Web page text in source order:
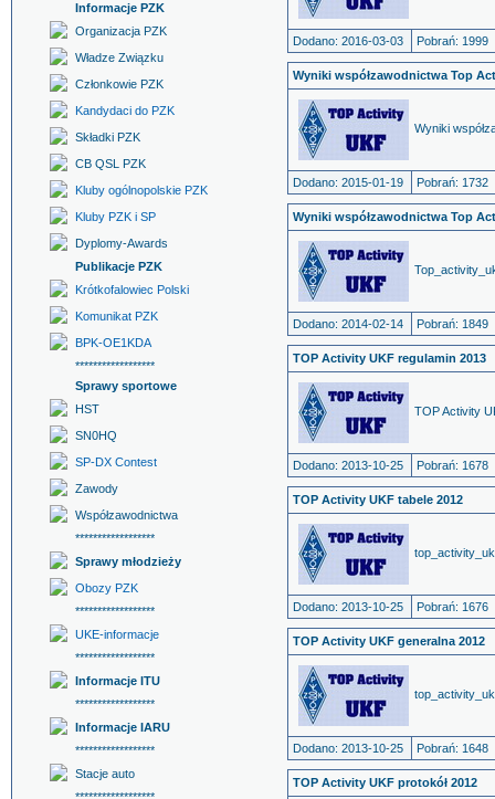
Informacje PZK
Organizacja PZK
Władze Związku
Członkowie PZK
Kandydaci do PZK
Składki PZK
CB QSL PZK
Kluby ogólnopolskie PZK
Kluby PZK i SP
Dyplomy-Awards
Publikacje PZK
Krótkofalowiec Polski
Komunikat PZK
BPK-OE1KDA
******************
Sprawy sportowe
HST
SN0HQ
SP-DX Contest
Zawody
Współzawodnictwa
******************
Sprawy młodzieży
Obozy PZK
******************
UKE-informacje
******************
Informacje ITU
******************
Informacje IARU
******************
Stacje auto
Dodano: 2016-03-03 Pobrań: 1999
Wyniki współzawodnictwa Top
Wyniki
Dodano: 2015-01-19 Pobrań: 1732
Wyniki współzawodnictwa Top
Dodano: 2014-02-14 Pobrań: 1849
TOP Activity UKF regulamin 2013
TOP Activity
Dodano: 2013-10-25 Pobrań: 1678
TOP Activity UKF tabele 2012
Dodano: 2013-10-25 Pobrań: 1676
TOP Activity UKF generalna 2012
Dodano: 2013-10-25 Pobrań: 1648
TOP Activity UKF protokół 2012